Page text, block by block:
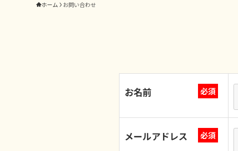
ホーム お問い合わせ
お名前 必須
メールアドレス 必須